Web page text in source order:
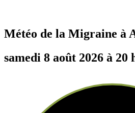
Météo de la Migraine à
samedi 8 août 2026 à 20